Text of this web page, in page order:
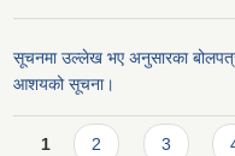
सूचनमा उल्लेख भए अनुसारका
आशयको सूचना।
Pages
1 2 3